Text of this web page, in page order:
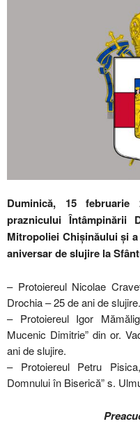
Duminică, 15
praznicului Întâmpinării
Mitropoliei Chișinăului și
aniversar de slujire la
– Protoiereul Nicolae
Drochia – 25 de ani de slujire.
– Protoiereul Igor
Mucenic Dimitrie” din or.
ani de slujire.
– Protoiereul Petru
Domnului în Biserică” s.